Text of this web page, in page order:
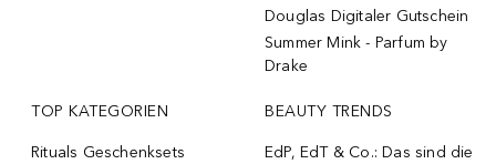
Douglas Digitaler Gutschein
Summer Mink - Parfum by
Drake
TOP KATEGORIEN
Rituals Geschenksets
BEAUTY TRENDS
EdP, EdT & Co.: Das sind die